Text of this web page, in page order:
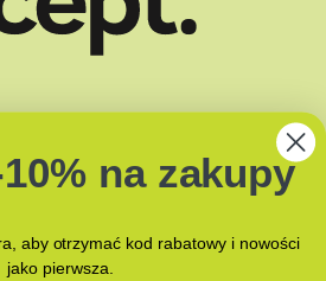
ZAPACHY
na zakupy
aby otrzymać kod rabatowy i nowości
jako pierwsza.